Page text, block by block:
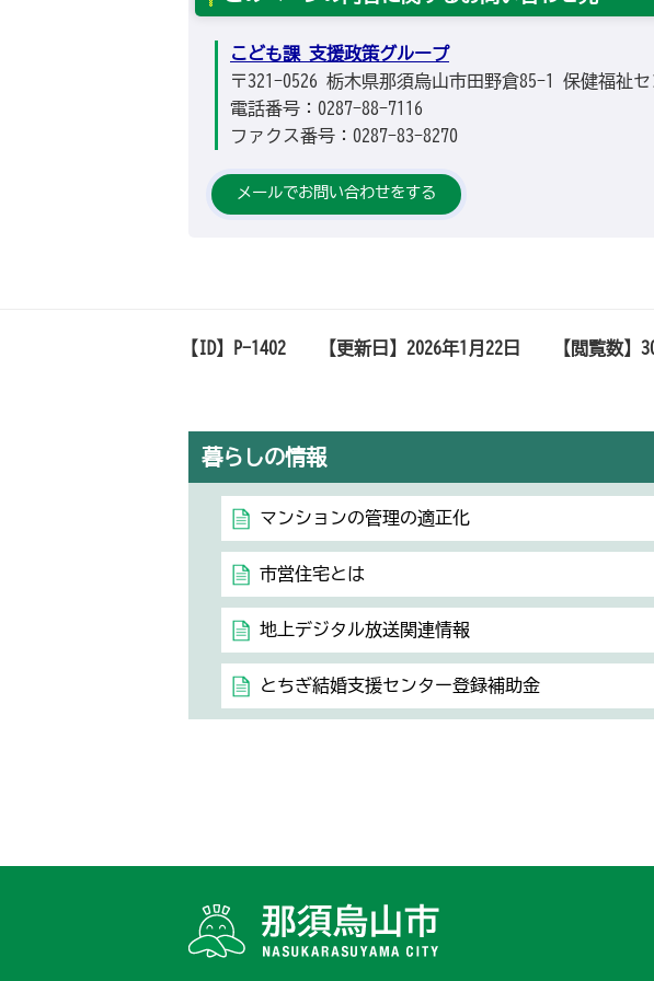
こども課 支援政策グループ
〒321-0526 栃木県那須烏山市田野倉85-1 保健福祉セ
電話番号：0287-88-7116
ファクス番号：0287-83-8270
メールでお問い合わせをする
【ID】 P-1402 【更新日】 2026年1月22日 【閲覧数】
暮らしの情報
マンションの管理の適正化
市営住宅とは
地上デジタル放送関連情報
とちぎ結婚支援センター登録補助金